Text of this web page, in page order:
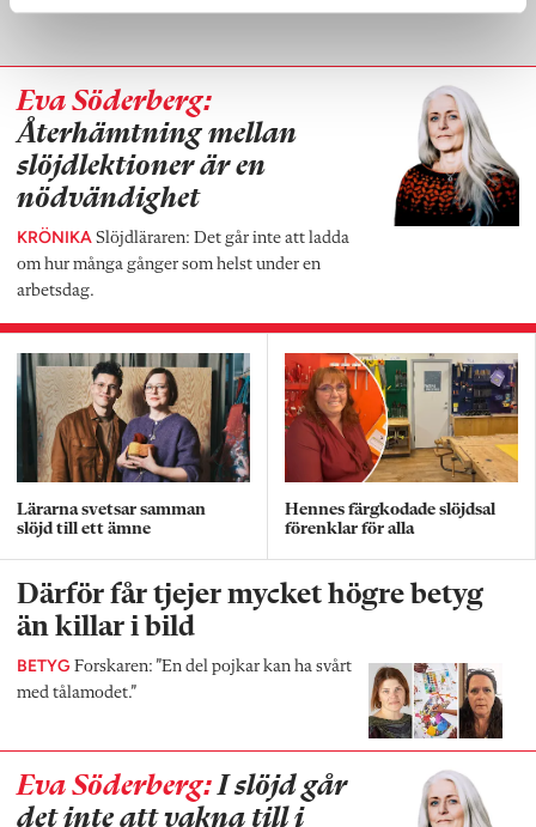
Eva Söderberg:
Återhämtning mellan
slöjdlektioner är en
nödvändighet
KRÖNIKA Slöjdläraren: Det går inte att ladda
om hur många gånger som helst under en
arbetsdag.
Lärarna svetsar samman
slöjd till ett ämne
Hennes färgkodade slöjdsal
förenklar för alla
Därför får tjejer mycket högre betyg
än killar i bild
BETYG Forskaren: ”En del pojkar kan ha svårt
med tålamodet.”
Eva Söderberg:I slöjd går
det inte att vakna till i